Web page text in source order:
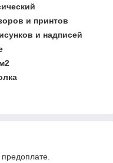
и принтов
и надписей